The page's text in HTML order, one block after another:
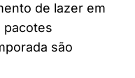
de lazer em
pacotes
são